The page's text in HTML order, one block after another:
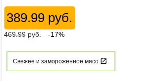
389.99 руб.
469.99 руб. -17%
Свежее и замороженное мясо